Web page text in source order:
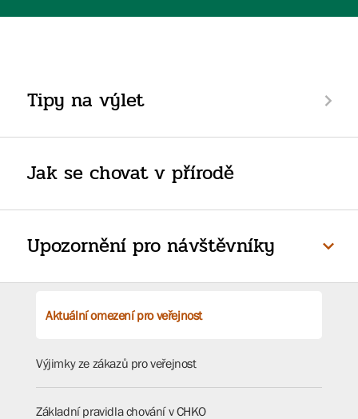
Tipy na výlet
Jak se chovat v přírodě
Upozornění pro návštěvníky
Aktuální omezení pro veřejnost
Výjimky ze zákazů pro veřejnost
Základní pravidla chování v CHKO